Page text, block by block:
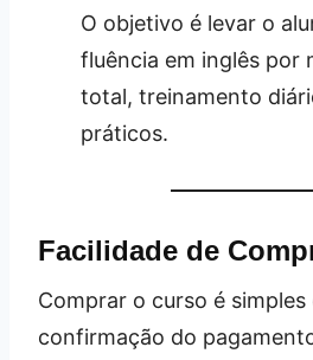
O objetivo é levar o
fluência em inglês por
total, treinamento
práticos.
Facilidade de
Comprar o curso é simples
confirmação do